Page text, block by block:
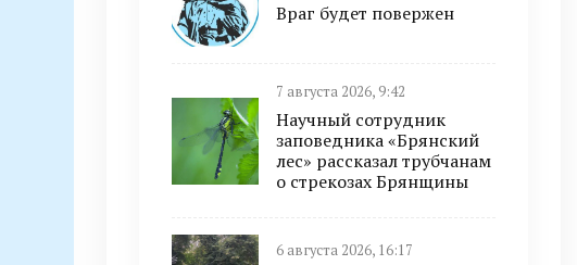
Враг будет повержен
7 августа 2026, 9:42
Научный сотрудник
заповедника «Брянский
лес» рассказал трубчанам
о стрекозах Брянщины
6 августа 2026, 16:17